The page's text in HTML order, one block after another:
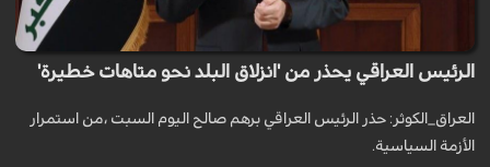
الرئيس العراقي يحذر من 'انزلاق البلد نحو متاهات خطيرة'
العراق_الكوثر: حذر الرئيس العراقي برهم صالح اليوم السبت ،من استمرار
الأزمة السياسية.